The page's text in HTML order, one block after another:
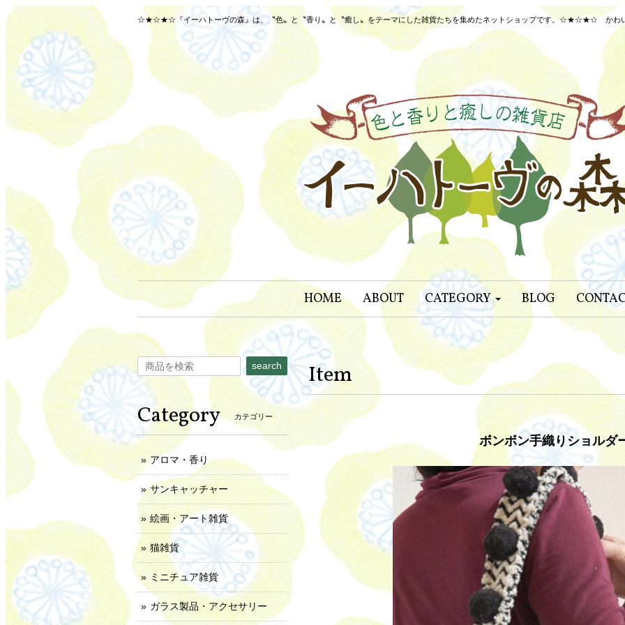
☆★☆★☆『イーハトーヴの森』は、〝色〟と〝香り〟と〝癒し〟をテーマにした雑貨たちを集めたネットショップです。☆★☆★☆ かわい
HOME ABOUT CATEGORY BLOG
Item
ボンボン手織りショルダ
search
Category カテゴリー
アロマ・香り
サンキャッチャー
絵画・アート雑貨
猫雑貨
ミニチュア雑貨
ガラス製品・アクセサリー